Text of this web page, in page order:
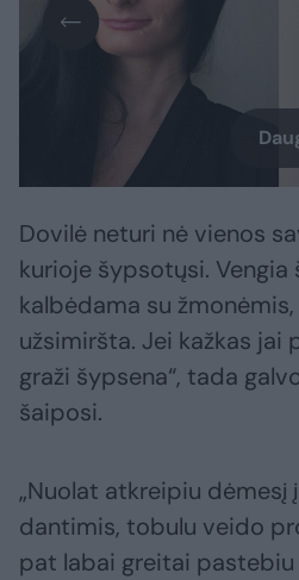
Dovilė neturi nė vienos
kurioje šypsotųsi.
kalbėdama su
užsimiršta. Jei kažkas jai
graži šypsena“, tada
šaiposi.
„Nuolat atkreipiu dėmesį
dantimis, tobulu veido
pat labai greitai pastebiu